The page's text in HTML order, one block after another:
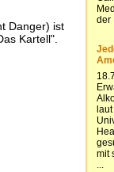
Danger) ist
Kartell".